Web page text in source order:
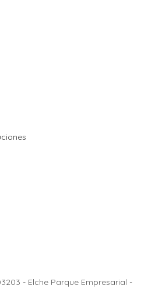
- Elche Parque Empresarial -